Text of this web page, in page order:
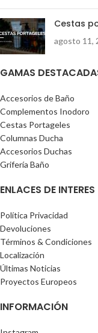
Cestas
agosto 11,
GAMAS
Accesorios de Baño
Complementos Inodoro
Cestas Portageles
Columnas Ducha
Accesorios Duchas
Grifería Baño
ENLACES DE INTERES
Política Privacidad
Devoluciones
Términos & Condiciones
Localización
Últimas Noticias
Proyectos Europeos
INFORMACIÓN